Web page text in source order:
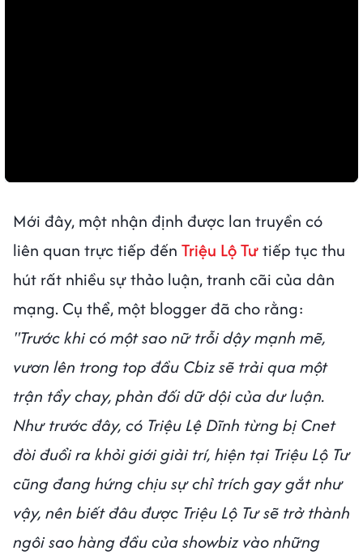
Mới đây, một nhận định được lan truyền có
liên quan trực tiếp đến Triệu Lộ Tưtiếp tục thu
hút rất nhiều sự thảo luận, tranh cãi của dân
mạng. Cụ thể, một blogger đã cho rằng:
"Trước khi có một sao nữ trỗi dậy mạnh mẽ,
vươn lên trong top đầu Cbiz sẽ trải qua một
trận tẩy chay, phản đối dữ dội của dư luận.
Như trước đây, có Triệu Lệ Dĩnh từng bị Cnet
đòi đuổi ra khỏi giới giải trí, hiện tại Triệu Lộ Tư
cũng đang hứng chịu sự chỉ trích gay gắt như
vậy, nên biết đâu được Triệu Lộ Tư sẽ trở thành
ngôi sao hàng đầu của showbiz vào những